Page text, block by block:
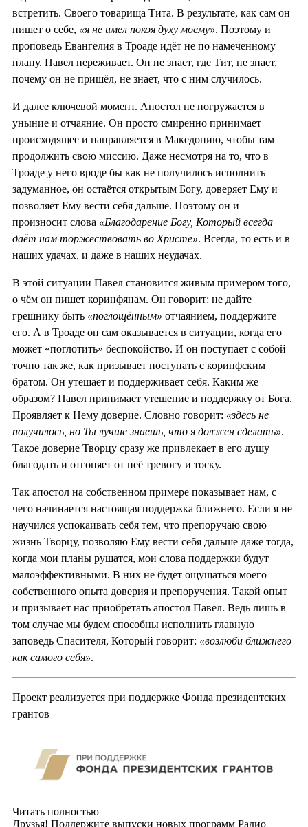
встретить. Своего товарища Тита. В результате, как сам он
пишет о себе, «я не имел покоя духу моему». Поэтому и
проповедь Евангелия в Троаде идёт не по намеченному
плану. Павел переживает. Он не знает, где Тит, не знает,
почему он не пришёл, не знает, что с ним случилось.
И далее ключевой момент. Апостол не погружается в
уныние и отчаяние. Он просто смиренно принимает
происходящее и направляется в Македонию, чтобы там
продолжить свою миссию. Даже несмотря на то, что в
Троаде у него вроде бы как не получилось исполнить
задуманное, он остаётся открытым Богу, доверяет Ему и
позволяет Ему вести себя дальше. Поэтому он и
произносит слова «Благодарение Богу, Который всегда
даёт нам торжествовать во Христе». Всегда, то есть и в
наших удачах, и даже в наших неудачах.
В этой ситуации Павел становится живым примером того,
о чём он пишет коринфянам. Он говорит: не дайте
грешнику быть «поглощённым» отчаянием, поддержите
его. А в Троаде он сам оказывается в ситуации, когда его
может «поглотить» беспокойство. И он поступает с собой
точно так же, как призывает поступать с коринфским
братом. Он утешает и поддерживает себя. Каким же
образом? Павел принимает утешение и поддержку от Бога.
Проявляет к Нему доверие. Словно говорит: «здесь не
получилось, но Ты лучше знаешь, что я должен сделать».
Такое доверие Творцу сразу же привлекает в его душу
благодать и отгоняет от неё тревогу и тоску.
Так апостол на собственном примере показывает нам, с
чего начинается настоящая поддержка ближнего. Если я не
научился успокаивать себя тем, что препоручаю свою
жизнь Творцу, позволяю Ему вести себя дальше даже тогда,
когда мои планы рушатся, мои слова поддержки будут
малоэффективными. В них не будет ощущаться моего
собственного опыта доверия и препоручения. Такой опыт
и призывает нас приобретать апостол Павел. Ведь лишь в
том случае мы будем способны исполнить главную
заповедь Спасителя, Который говорит: «возлюби ближнего
как самого себя».
Проект реализуется при поддержке Фонда президентских
грантов
Читать полностью
Друзья! Поддержите выпуски новых программ Радио